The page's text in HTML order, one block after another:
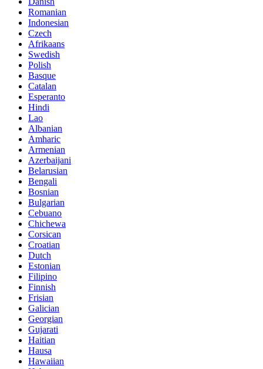
Romanian
Indonesian
Czech
Afrikaans
Swedish
Polish
Basque
Catalan
Esperanto
Hindi
Lao
Albanian
Amharic
Armenian
Azerbaijani
Belarusian
Bengali
Bosnian
Bulgarian
Cebuano
Chichewa
Corsican
Croatian
Dutch
Estonian
Filipino
Finnish
Frisian
Galician
Georgian
Gujarati
Haitian
Hausa
Hawaiian